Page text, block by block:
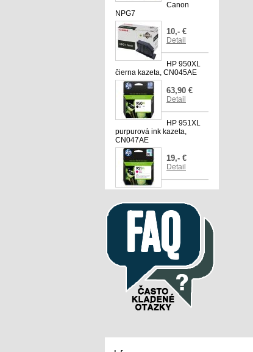
Canon
NPG7
10,- €
Detail
HP 950XL
čierna kazeta, CN045AE
63,90 €
Detail
HP 951XL
purpurová ink kazeta,
CN047AE
19,- €
Detail